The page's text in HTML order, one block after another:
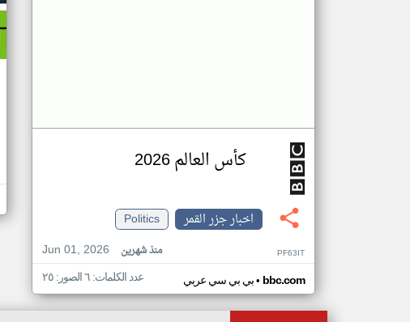
كأس العالم 2026
اخبار جزر القمر
Politics
Jun 01, 2026
منذ شهرين PF63IT
بي بي سي عربي• bbc.com عدد الكلمات: ٦ الصور: ٢٥